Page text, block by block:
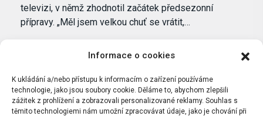
Informace o cookies
K ukládání a/nebo přístupu k informacím o zařízení používáme
technologie, jako jsou soubory cookie. Děláme to, abychom zlepšili
zážitek z prohlížení a zobrazovali personalizované reklamy. Souhlas s
těmito technologiemi nám umožní zpracovávat údaje, jako je chování při
televizi, v němž zhodnotil začátek předsezonní
přípravy. „Měl jsem velkou chuť se vrátit,…